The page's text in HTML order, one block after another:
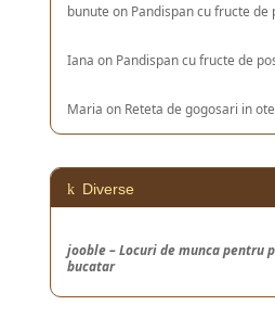
bunute on Pandispan cu fructe de
Iana on Pandispan cu fructe de
Maria on Reteta de gogosari in
Diverse
jooble – Locuri de munca pentru
bucatar